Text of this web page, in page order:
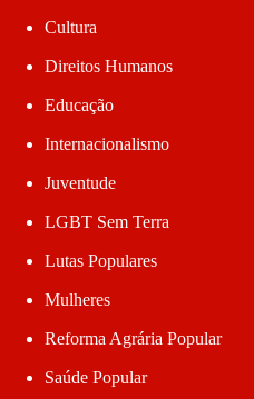
Cultura
Direitos Humanos
Educação
Internacionalismo
Juventude
LGBT Sem Terra
Lutas Populares
Mulheres
Reforma Agrária Popular
Saúde Popular